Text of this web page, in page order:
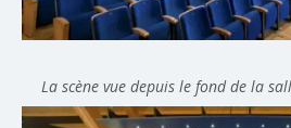
La scène vue depuis le fond de la